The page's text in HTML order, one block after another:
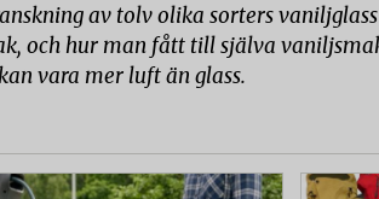
av tolv olika sorters
och hur man fått till själva
vara mer luft än glass.